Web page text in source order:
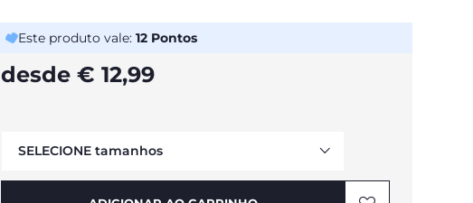
Este produto vale: 12 Pontos
desde € 12,99
SELECIONE tamanhos
AVISAR DA DISPONIBILIDADE